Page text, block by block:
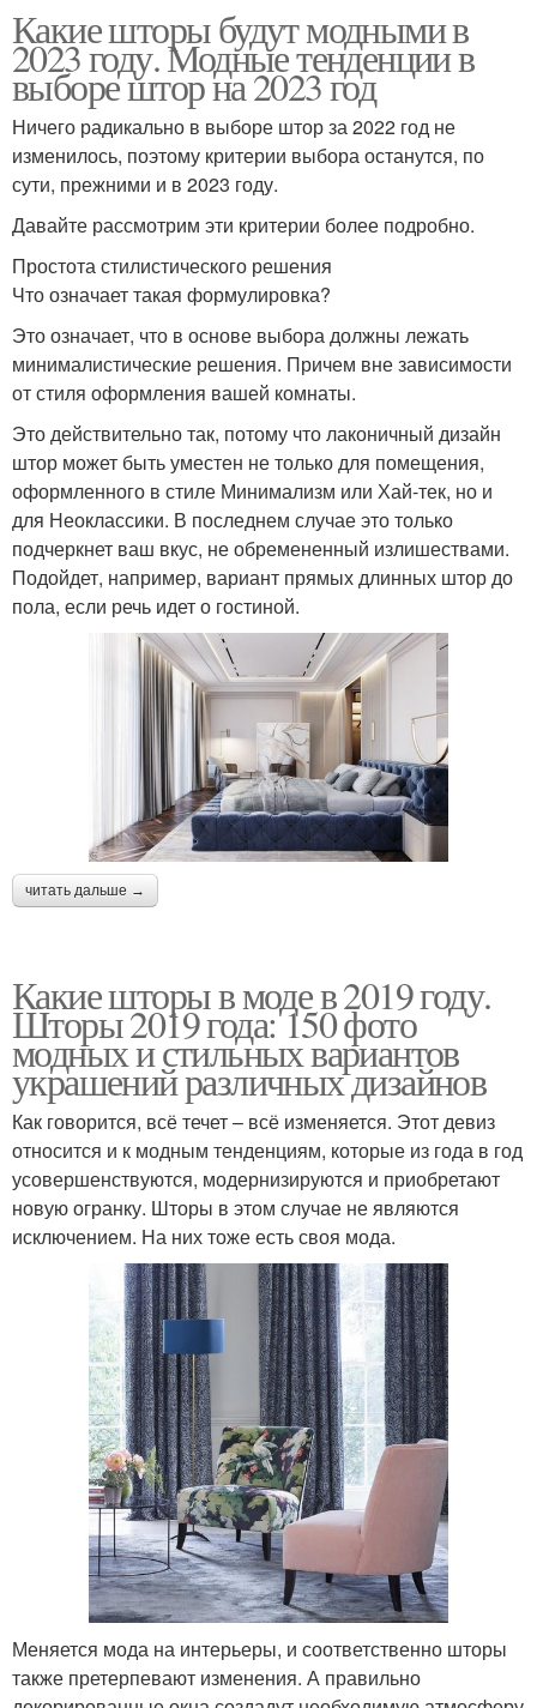
Какие шторы будут модными в
2023 году. Модные тенденции в
выборе штор на 2023 год
Ничего радикально в выборе штор за 2022 год не
изменилось, поэтому критерии выбора останутся, по
сути, прежними и в 2023 году.
Давайте рассмотрим эти критерии более подробно.
Простота стилистического решения
Что означает такая формулировка?
Это означает, что в основе выбора должны лежать
минималистические решения. Причем вне зависимости
от стиля оформления вашей комнаты.
Это действительно так, потому что лаконичный дизайн
штор может быть уместен не только для помещения,
оформленного в стиле Минимализм или Хай-тек, но и
для Неоклассики. В последнем случае это только
подчеркнет ваш вкус, не обремененный излишествами.
Подойдет, например, вариант прямых длинных штор до
пола, если речь идет о гостиной.
читать дальше →
Какие шторы в моде в 2019 году.
Шторы 2019 года: 150 фото
модных и стильных вариантов
украшений различных дизайнов
Как говорится, всё течет – всё изменяется. Этот девиз
относится и к модным тенденциям, которые из года в год
усовершенствуются, модернизируются и приобретают
новую огранку. Шторы в этом случае не являются
исключением. На них тоже есть своя мода.
Меняется мода на интерьеры, и соответственно шторы
также претерпевают изменения. А правильно